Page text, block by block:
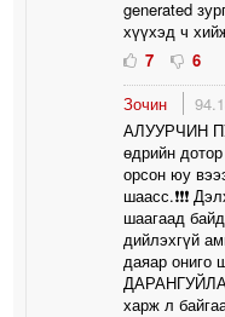
generated
хүүхэд ч
7
6
Зочин
АЛУУРЧИН
өдрийн
орсон юу
шаасс.❗️❗️❗️
шаагаад
дийлэхгүй
даяар ониго
харж л